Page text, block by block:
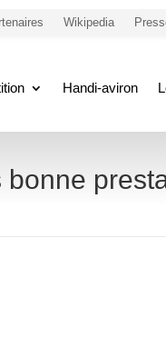
Wikipedia
Handi-aviron